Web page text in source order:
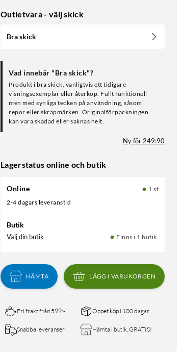
Outletvara - välj skick
Bra skick
Vad innebär "Bra skick"?
Produkt i bra skick, vanligtvis ett tidigare
visningsexemplar eller återköp. Fullt funktionell
men med synliga tecken på användning, såsom
repor eller skrapmärken. Originalförpackningen
kan vara skadad eller saknas helt.
Ny för 249:90
Lagerstatus online och butik
Online
1 st
2-4 dagars leveranstid
Butik
Välj din butik Finns i 1 butik.
HÄMTA LÄGG I VARUKORGEN
Fri frakt från 599:- Öppet köp i 100 dagar
Snabba leveranser Hämta i butik, GRATIS!